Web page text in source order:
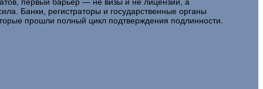
Банки, регистраторы и государственные органы
прошли полный цикл подтверждения подлинности.